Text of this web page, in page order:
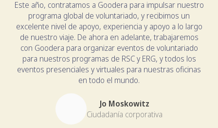
Este año, contratamos a Goodera para impulsar nuestro
programa global de voluntariado, y recibimos un
excelente nivel de apoyo, experiencia y apoyo a lo largo
de nuestro viaje. De ahora en adelante, trabajaremos
con Goodera para organizar eventos de voluntariado
para nuestros programas de RSC y ERG, y todos los
eventos presenciales y virtuales para nuestras oficinas
en todo el mundo.
Jo Moskowitz
Ciudadanía corporativa